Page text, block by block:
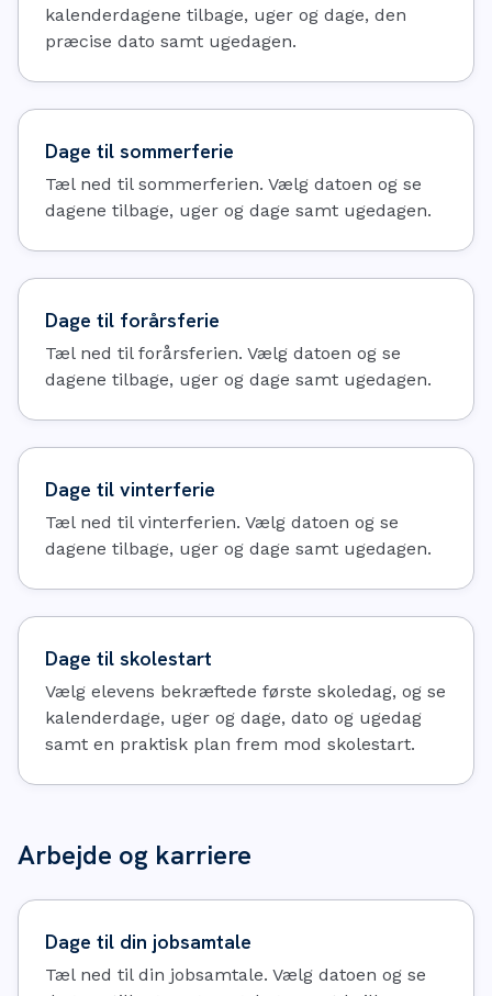
kalenderdagene tilbage, uger og dage, den
præcise dato samt ugedagen.
Dage til sommerferie
Tæl ned til sommerferien. Vælg datoen og se
dagene tilbage, uger og dage samt ugedagen.
Dage til forårsferie
Tæl ned til forårsferien. Vælg datoen og se
dagene tilbage, uger og dage samt ugedagen.
Dage til vinterferie
Tæl ned til vinterferien. Vælg datoen og se
dagene tilbage, uger og dage samt ugedagen.
Dage til skolestart
Vælg elevens bekræftede første skoledag, og se
kalenderdage, uger og dage, dato og ugedag
samt en praktisk plan frem mod skolestart.
Arbejde og karriere
Dage til din jobsamtale
Tæl ned til din jobsamtale. Vælg datoen og se